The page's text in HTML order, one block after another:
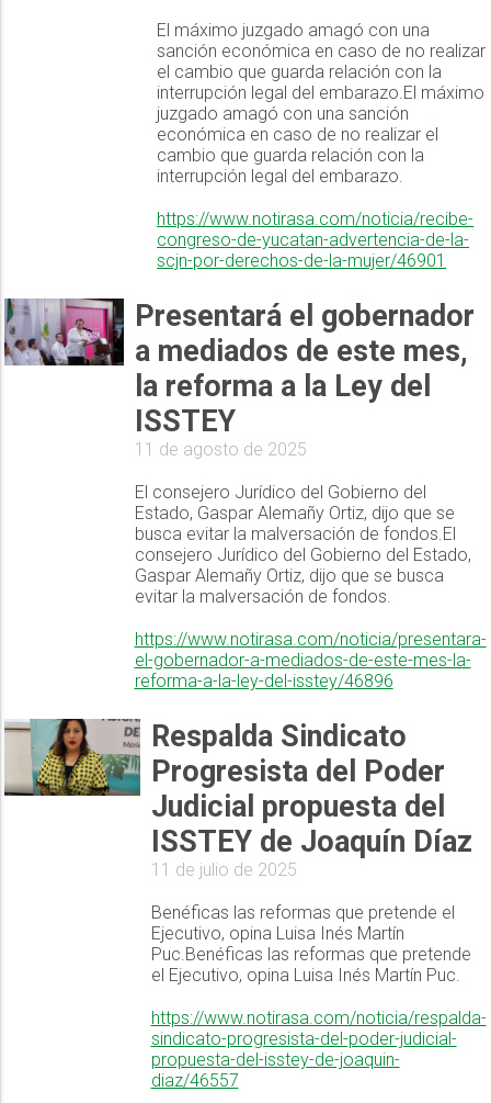
El máximo juzgado amagó con una
sanción económica en caso de no realizar
el cambio que guarda relación con la
interrupción legal del embarazo.El máximo
juzgado amagó con una sanción
económica en caso de no realizar el
cambio que guarda relación con la
interrupción legal del embarazo.
https://www.notirasa.com/noticia/recibe-
congreso-de-yucatan-advertencia-de-la-
scjn-por-derechos-de-la-mujer/46901
Presentará el gobernador
a mediados de este mes,
la reforma a la Ley del
ISSTEY
11 de agosto de 2025
El consejero Jurídico del Gobierno del
Estado, Gaspar Alemañy Ortiz, dijo que se
busca evitar la malversación de fondos.El
consejero Jurídico del Gobierno del Estado,
Gaspar Alemañy Ortiz, dijo que se busca
evitar la malversación de fondos.
https://www.notirasa.com/noticia/presentara-
el-gobernador-a-mediados-de-este-mes-la-
reforma-a-la-ley-del-isstey/46896
Respalda Sindicato
Progresista del Poder
Judicial propuesta del
ISSTEY de Joaquín Díaz
11 de julio de 2025
Benéficas las reformas que pretende el
Ejecutivo, opina Luisa Inés Martín
Puc.Benéficas las reformas que pretende
el Ejecutivo, opina Luisa Inés Martín Puc.
https://www.notirasa.com/noticia/respalda-
sindicato-progresista-del-poder-judicial-
propuesta-del-isstey-de-joaquin-
diaz/46557